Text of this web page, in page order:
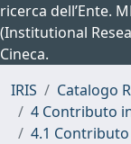
ricerca dell’Ente.
(Institutional
Cineca.
IRIS
Catalogo
4 Contributo
4.1